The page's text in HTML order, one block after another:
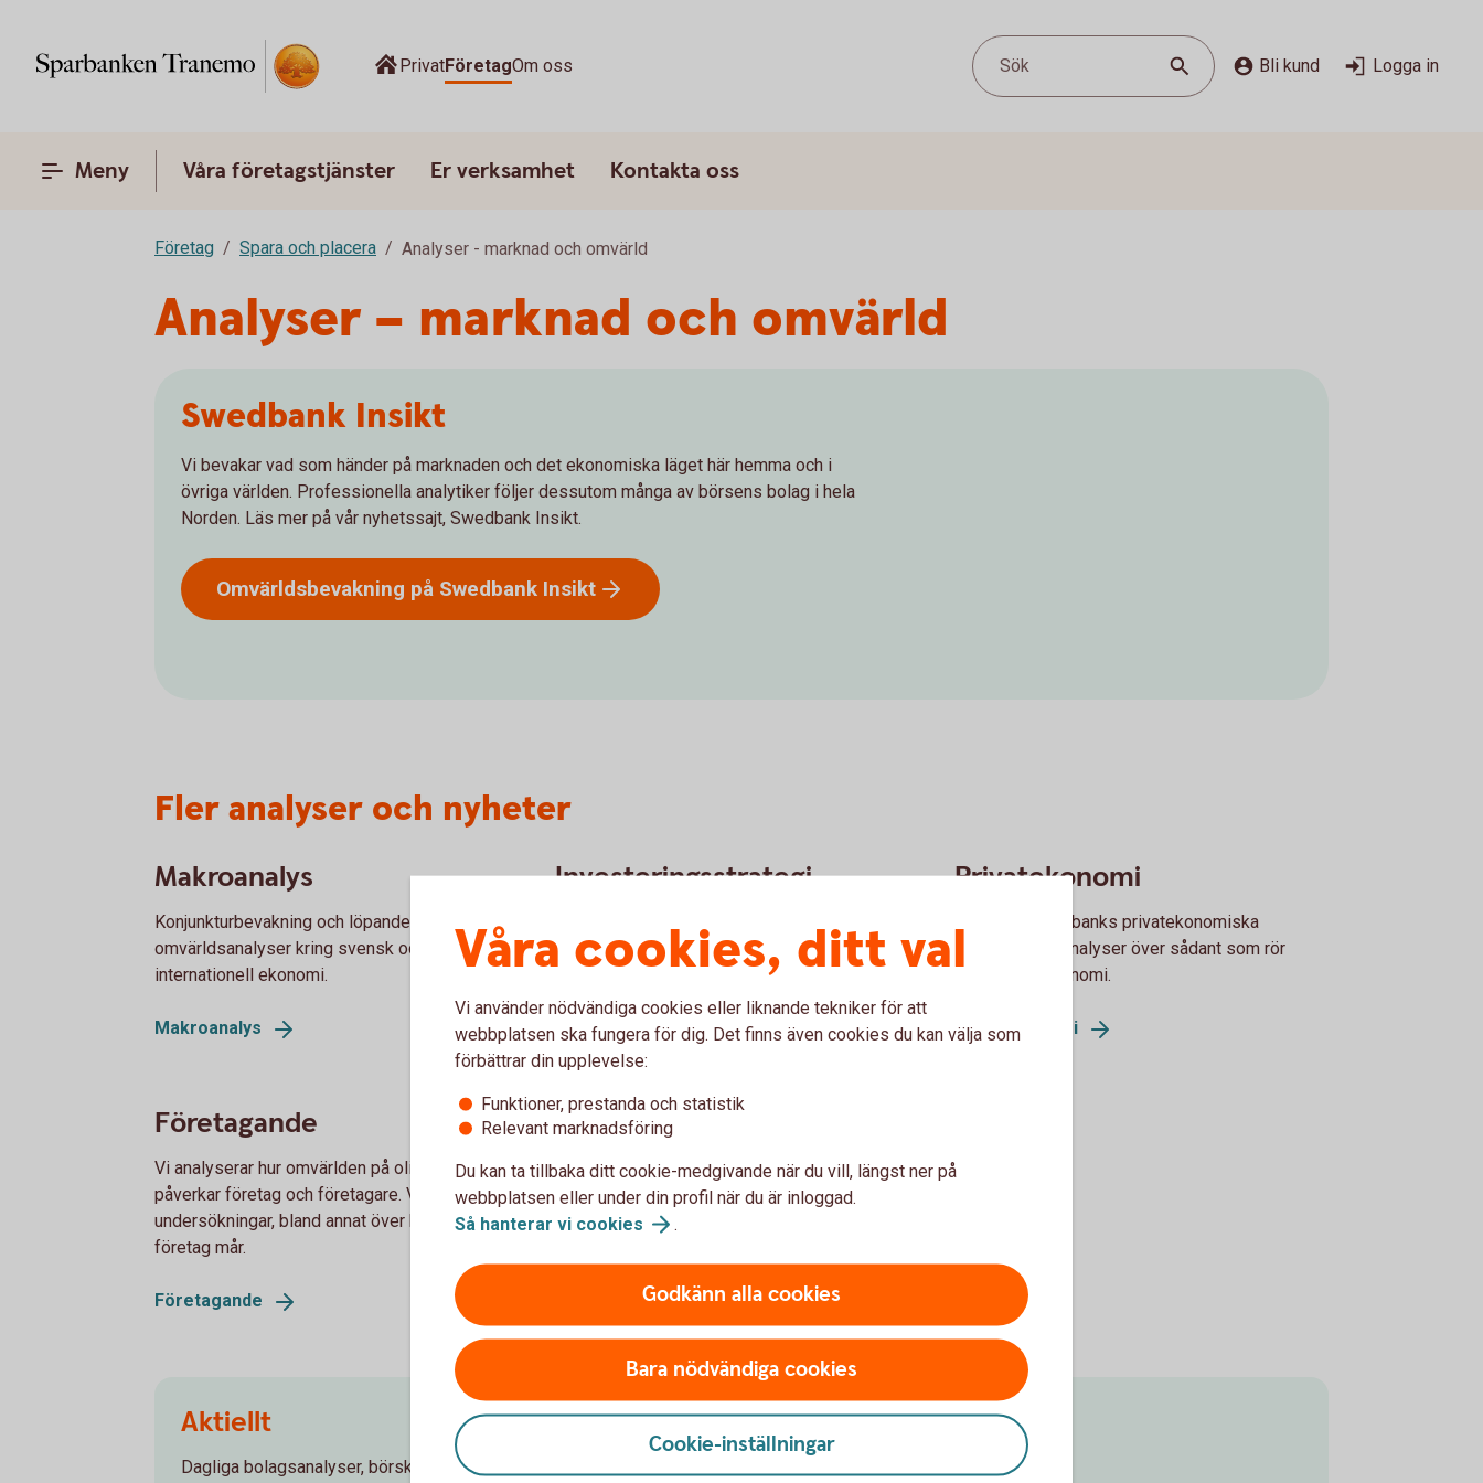
PrivatFöretagOm oss Sök Bli kund Logga in
Meny Våra företagstjänster Er verksamhet Kontakta oss
Företag Spara och placera Analyser - marknad och omvärld
Analyser – marknad och omvärld
Swedbank Insikt
Vi bevakar vad som händer på marknaden och det ekonomiska läget här hemma och i
övriga världen. Professionella analytiker följer dessutom många av börsens bolag i hela
Norden. Läs mer på vår nyhetssajt, Swedbank Insikt.
Omvärldsbevakning på Swedbank Insikt
Fler analyser och nyheter
Makroanalys
Konjunkturbevakning och löpande
omvärldsanalyser kring svensk och
internationell ekonomi.
Makroanalys
Investeringsstrategi
Swedbanks Investeringsstrategi för aktier,
Investeringsstrategi
Privatekonomi
Här finns Swedbanks privatekonomiska
rapporter och analyser över sådant som rör
hushållens ekonomi.
Privatekonomi
Företagande
Vi analyserar hur omvärlden på olika sätt
påverkar företag och företagare. Vi redovisar
undersökningar, bland annat över hur Sveriges
företag mår.
Företagande
Swedbank TV
I våra program kommenteras och analyseras
aktuella händelser på börsen, makroanalys och i
omvärldsbevakning.
Aktiellt
Dagliga bolagsanalyser, börskommentarer, aktierekommendationer,
Våra cookies, ditt val
Vi använder nödvändiga cookies eller liknande tekniker för att
webbplatsen ska fungera för dig. Det finns även cookies du kan välja som
förbättrar din upplevelse:
Funktioner, prestanda och statistik
Relevant marknadsföring
Du kan ta tillbaka ditt cookie-medgivande när du vill, längst ner på
webbplatsen eller under din profil när du är inloggad.
Så hanterar vi cookies .
Godkänn alla cookies
Bara nödvändiga cookies
Cookie-inställningar